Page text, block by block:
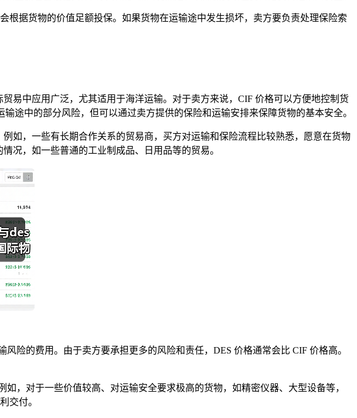
据货物的价值足额投保。如果货物在运输途中发生损坏，卖方要负责处理保险索
中应用广泛，尤其适用于海洋运输。对于卖方来说，CIF 价格可以方便地控制货
途中的部分风险，但可以通过卖方提供的保险和运输安排来保障货物的基本安全。
，一些有长期合作关系的贸易商，买方对运输和保险流程比较熟悉，愿意在货物
况，如一些普通的工业制成品、日用品等的贸易。
的费用。由于卖方要承担更多的风险和责任，DES 价格通常会比 CIF 价格高。
对于一些价值较高、对运输安全要求极高的货物，如精密仪器、大型设备等，
交付。